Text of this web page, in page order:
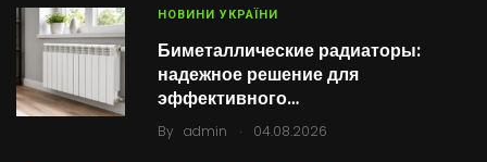
НОВИНИ УКРАЇНИ
Биметаллические радиаторы:
надежное решение для
эффективного…
By admin . 04.08.2026